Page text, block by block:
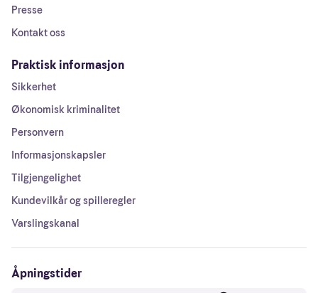
Presse
Kontakt oss
Praktisk informasjon
Sikkerhet
Økonomisk kriminalitet
Personvern
Informasjonskapsler
Tilgjengelighet
Kundevilkår og spilleregler
Varslingskanal
Åpningstider